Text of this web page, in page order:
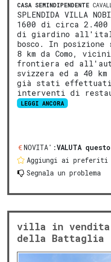
CASA SEMINDIPENDENTE
SPLENDIDA VILLA
1600 di circa 2.400
di giardino
bosco. In
8 km da Como,
frontiera ed
svizzera ed a 40 km
già stati effettuati
interventi di
LEGGI ANCORA
NOVITA':VALUTA
Aggiungi ai preferiti
Segnala un problema
villa in vendita
della Battaglia